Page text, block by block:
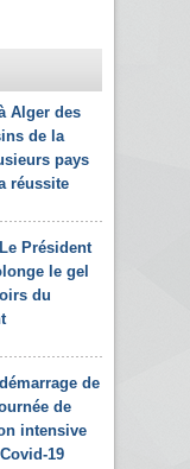
Alger des
de la
pays
réussite
Président
le gel
du
de
de
intensive
19